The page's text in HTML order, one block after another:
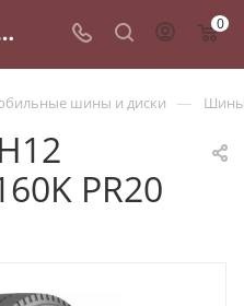
- купить в Санкт-Петербурге по выгодной цене 0
шины и диски — Шины
PR20